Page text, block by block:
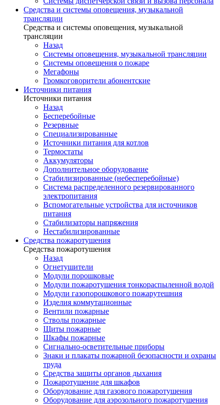
Средства и системы оповещения, музыкальной
трансляции
Средства и системы оповещения, музыкальной
трансляции
Назад
Системы оповещения, музыкальной трансляции
Системы оповещения о пожаре
Мегафоны
Громкоговорители абонентские
Источники питания
Источники питания
Назад
Бесперебойные
Резервные
Специализированные
Источники питания для котлов
Термостаты
Аккумуляторы
Дополнительное оборудование
Стабилизированные (небесперебойные)
Система распределенного резервированного
электропитания
Вспомогательные устройства для источников
питания
Стабилизаторы напряжения
Нестабилизированные
Средства пожаротушения
Средства пожаротушения
Назад
Огнетушители
Модули порошковые
Модули пожаротушения тонкораспыленной водой
Модули газопорошкового пожарутешния
Изделия коммутационные
Вентили пожарные
Стволы пожарные
Щиты пожарные
Шкафы пожарные
Сигнально-осветительные приборы
Знаки и плакаты пожарной безопасности и охраны
труда
Средства защиты органов дыхания
Пожаротушение для шкафов
Оборудование для газового пожаротушения
Оборудование для аэрозольного пожаротушения